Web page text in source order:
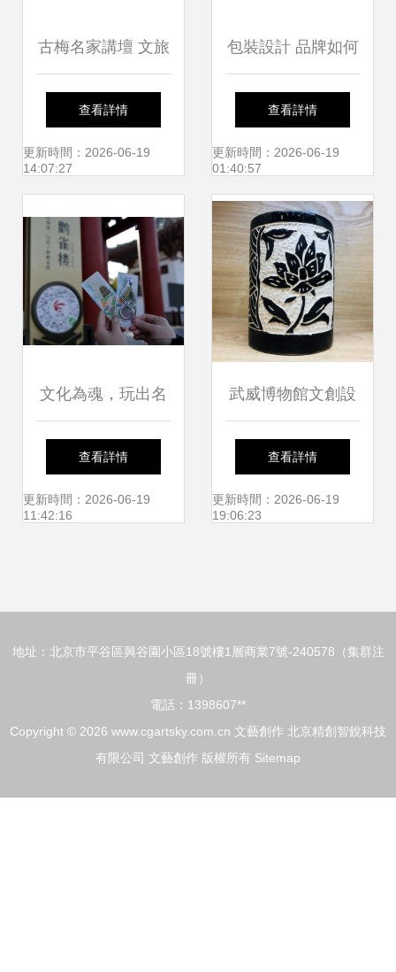
古梅名家講壇 文旅
融合下文藝創作的
新領域與時代機遇
查看詳情
更新時間：2026-06-19
14:07:27
包裝設計 品牌如何
通過文藝創作走進
消費者的心理
查看詳情
更新時間：2026-06-19
01:40:57
文化為魂，玩出名
堂 山西鸛雀樓旅游
集團以創意文創產
查看詳情
更新時間：2026-06-19
11:42:16
武威博物館文創設
計 穿越千年的美學
交融，用匠心喚醒
查看詳情
更新時間：2026-06-19
19:06:23
地址：北京市平谷區興谷園小區18號樓1層商業7號-240578（集群注
冊）
電話：1398607**
Copyright © 2026 www.cgartsky.com.cn 文藝創作 北京精創智銳科技
有限公司 文藝創作 版權所有 Sitemap